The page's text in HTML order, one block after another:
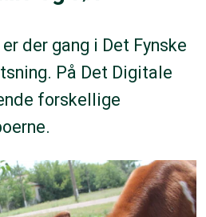
der gang i Det Fynske
På Det Digitale
forskellige